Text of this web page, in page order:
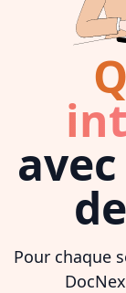
Pour chaque